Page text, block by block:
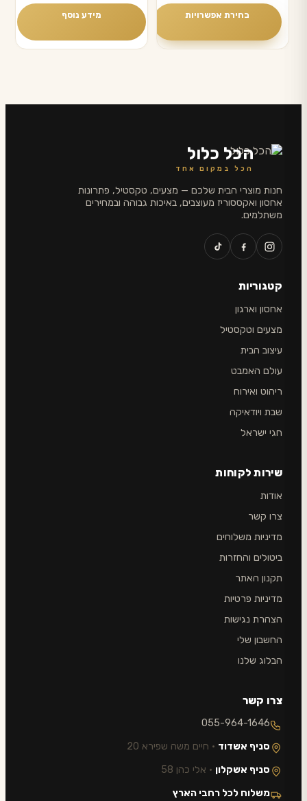
בחירת אפשרויות
לבחור
את
האפשרויות
מידע נוסף
הכל כלול
הכל במקום אחד
חנות מוצרי הבית שלכם — מצעים, טקסטיל, פתרונות
אחסון ואקססוריז מעוצבים, באיכות גבוהה ובמחירים
משתלמים.
קטגוריות
אחסון וארגון
מצעים וטקסטיל
עיצוב הבית
עולם האמבט
ריהוט ואירוח
שבת ויודאיקה
חגי ישראל
שירות לקוחות
אודות
צרו קשר
מדיניות משלוחים
ביטולים והחזרות
תקנון האתר
מדיניות פרטיות
הצהרת נגישות
החשבון שלי
הבלוג שלנו
צרו קשר
055-964-1646
סניף אשדוד · חיים משה שפירא 20
סניף אשקלון · אלי כהן 58
משלוח לכל רחבי הארץ